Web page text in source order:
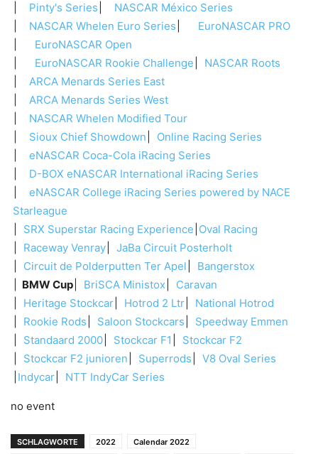
Pinty's Series
NASCAR México Series
NASCAR Whelen Euro Series
EuroNASCAR PRO
EuroNASCAR Open
EuroNASCAR Rookie Challenge
NASCAR Roots
ARCA Menards Series East
ARCA Menards Series West
NASCAR Whelen Modified Tour
Sioux Chief Showdown
Online Racing Series
eNASCAR Coca-Cola iRacing Series
D-BOX eNASCAR International iRacing Series
eNASCAR College iRacing Series powered by NACE
Starleague
SRX Superstar Racing Experience Oval Racing
Raceway Venray
JaBa Circuit Posterholt
Circuit de Polderputten Ter Apel
Bangerstox
BMW Cup
BriSCA Ministox
Caravan
Heritage Stockcar
Hotrod 2 Ltr
National Hotrod
Rookie Rods
Saloon Stockcars
Speedway Emmen
Standaard 2000
Stockcar F1
Stockcar F2
Stockcar F2 junioren
Superrods
V8 Oval Series
Indycar
NTT IndyCar Series
no event
SCHLAGWORTE 2022
Calendar 2022